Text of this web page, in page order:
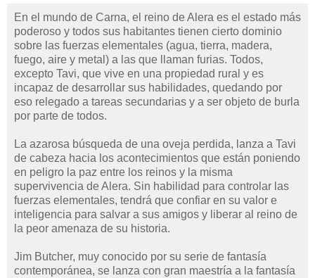
En el mundo de Carna, el reino de Alera es el estado más
poderoso y todos sus habitantes tienen cierto dominio
sobre las fuerzas elementales (agua, tierra, madera,
fuego, aire y metal) a las que llaman furias. Todos,
excepto Tavi, que vive en una propiedad rural y es
incapaz de desarrollar sus habilidades, quedando por
eso relegado a tareas secundarias y a ser objeto de burla
por parte de todos.
La azarosa búsqueda de una oveja perdida, lanza a Tavi
de cabeza hacia los acontecimientos que están poniendo
en peligro la paz entre los reinos y la misma
supervivencia de Alera. Sin habilidad para controlar las
fuerzas elementales, tendrá que confiar en su valor e
inteligencia para salvar a sus amigos y liberar al reino de
la peor amenaza de su historia.
Jim Butcher, muy conocido por su serie de fantasía
contemporánea, se lanza con gran maestría a la fantasía